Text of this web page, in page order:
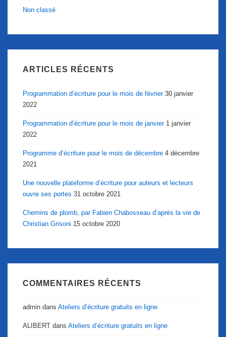
Non classé
ARTICLES RÉCENTS
Programmation d’écriture pour le mois de février 30 janvier
2022
Programmation d’écriture pour le mois de janvier 1 janvier
2022
Programme d’écriture pour le mois de décembre 4 décembre
2021
Une nouvelle plateforme d’écriture pour auteurs et lecteurs
ouvre ses portes 31 octobre 2021
Chemins de plomb, par Fabien Chabosseau d’après la vie de
Christian Grisoni 15 octobre 2020
COMMENTAIRES RÉCENTS
admin dans Ateliers d’écriture gratuits en ligne
ALIBERT dans Ateliers d’écriture gratuits en ligne